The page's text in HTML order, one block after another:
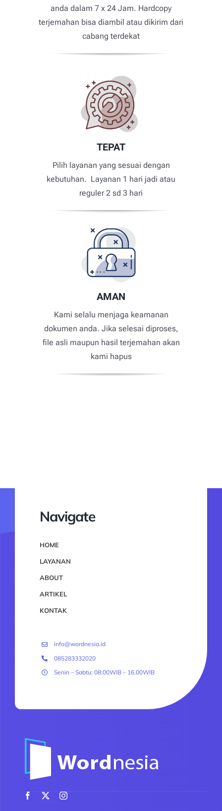
anda dalam 7 x 24 Jam. Hardcopy
terjemahan bisa diambil atau dikirim dari
cabang terdekat
TEPAT
Pilih layanan yang sesuai dengan
kebutuhan. Layanan 1 hari jadi atau
reguler 2 sd 3 hari
AMAN
Kami selalu menjaga keamanan
dokumen anda. Jika selesai diproses,
file asli maupun hasil terjemahan akan
kami hapus
Navigate
HOME
LAYANAN
ABOUT
ARTIKEL
KONTAK
info@wordnesia.id
085283332020
Senin – Sabtu: 08:00WIB – 16.00WIB